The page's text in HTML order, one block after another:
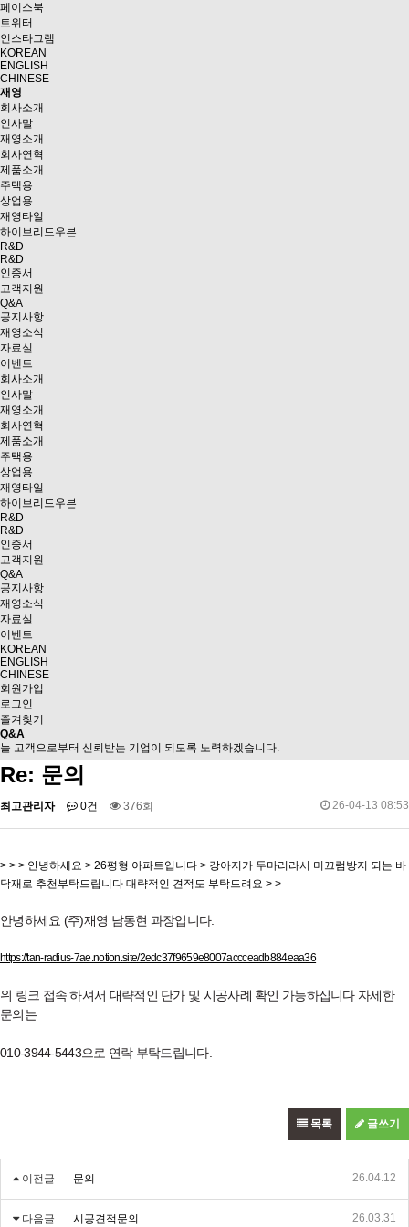
페이스북
트위터
인스타그램
KOREAN
ENGLISH
CHINESE
재영
회사소개
인사말
재영소개
회사연혁
제품소개
주택용
상업용
재영타일
하이브리드우븐
R&D
R&D
인증서
고객지원
Q&A
공지사항
재영소식
자료실
이벤트
회사소개
인사말
재영소개
회사연혁
제품소개
주택용
상업용
재영타일
하이브리드우븐
R&D
R&D
인증서
고객지원
Q&A
공지사항
재영소식
자료실
이벤트
KOREAN
ENGLISH
CHINESE
회원가입
로그인
즐겨찾기
Q&A
늘 고객으로부터 신뢰받는 기업이 되도록 노력하겠습니다.
Re: 문의
최고관리자 0건 376회 26-04-13 08:53
> > > 안녕하세요 > 26평형 아파트입니다 > 강아지가 두마리라서 미끄럼방지 되는 바
닥재로 추천부탁드립니다 대략적인 견적도 부탁드려요 > >
안녕하세요 (주)재영 남동현 과장입니다.
https://tan-radius-7ae.notion.site/2edc37f9659e8007accceadb884eaa36
위 링크 접속 하셔서 대략적인 단가 및 시공사례 확인 가능하십니다 자세한
문의는
010-3944-5443으로 연락 부탁드립니다.
목록 글쓰기
이전글 문의 26.04.12
다음글 시공견적문의 26.03.31